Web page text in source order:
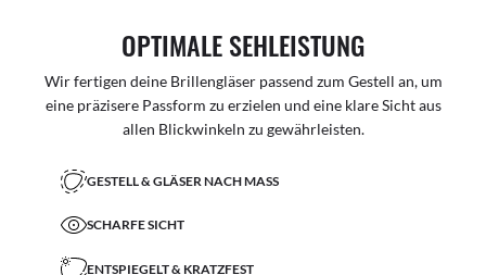
OPTIMALE SEHLEISTUNG
Wir fertigen deine Brillengläser passend zum Gestell an, um
eine präzisere Passform zu erzielen und eine klare Sicht aus
allen Blickwinkeln zu gewährleisten.
GESTELL & GLÄSER NACH MASS
SCHARFE SICHT
ENTSPIEGELT & KRATZFEST